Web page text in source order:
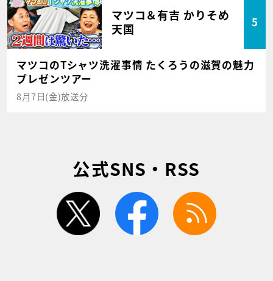
マツコ＆有吉 かりそめ
天国
5
マツコのTシャツ洗濯事情 たくろうの滋賀の魅力
プレゼンツアー
8月7日(金)放送分
公式SNS・RSS
twitter facebook